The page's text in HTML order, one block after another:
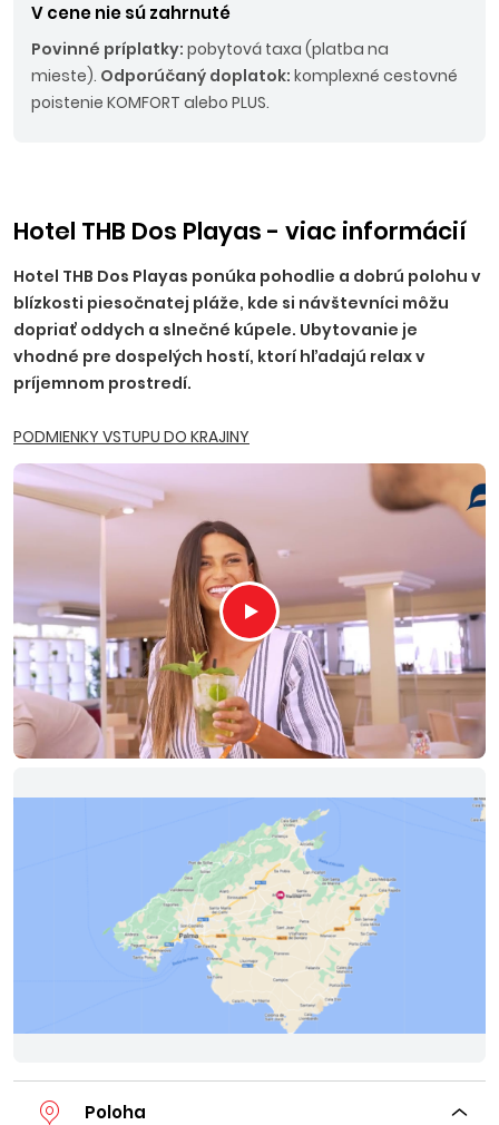
V cene nie sú zahrnuté
Povinné príplatky: pobytová taxa (platba na
mieste). Odporúčaný doplatok: komplexné cestovné
poistenie KOMFORT alebo PLUS.
Hotel THB Dos Playas - viac informácií
Hotel THB Dos Playas ponúka pohodlie a dobrú polohu v
blízkosti piesočnatej pláže, kde si návštevníci môžu
dopriať oddych a slnečné kúpele. Ubytovanie je
vhodné pre dospelých hostí, ktorí hľadajú relax v
príjemnom prostredí.
PODMIENKY VSTUPU DO KRAJINY
Poloha